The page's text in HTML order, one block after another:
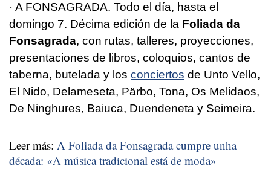
· A FONSAGRADA. Todo el día, hasta el
domingo 7. Décima edición de la Foliada da
Fonsagrada, con rutas, talleres, proyecciones,
presentaciones de libros, coloquios, cantos de
taberna, butelada y los conciertos de Unto Vello,
El Nido, Delameseta, Pärbo, Tona, Os Melidaos,
De Ninghures, Baiuca, Duendeneta y Seimeira.
Leer más: A Foliada da Fonsagrada cumpre unha
década: «A música tradicional está de moda»